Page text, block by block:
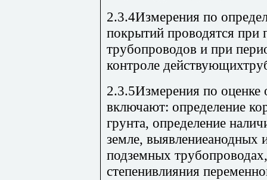
2.3.4Измерения по
покрытий проводятся при
трубопроводов и при
контроле
2.3.5Измерения по оценке
включают: определение
грунта, определение
земле, выявлениеанодных
подземных
степенивлияния